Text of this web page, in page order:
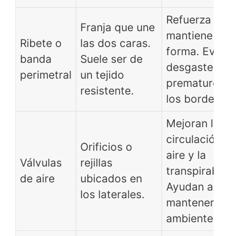
Ribete o
banda
perimetral
Franja que une
las dos caras.
Suele ser de
un tejido
resistente.
Refuerza y
mantiene la
forma.
desgaste
prematuro
los bordes.
Válvulas
de aire
Orificios o
rejillas
ubicados en
los laterales.
Mejoran la
circulación
aire y la
Ayudan a
mantenerlo
ambiente